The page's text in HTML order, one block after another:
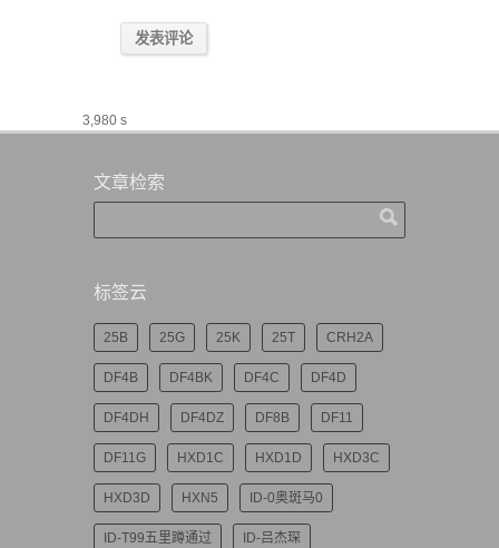
3,980 s
文章检索
标签云
25B 25G 25K 25T CRH2A
DF4B DF4BK DF4C DF4D
DF4DH DF4DZ DF8B DF11
DF11G HXD1C HXD1D HXD3C
HXD3D HXN5 ID-0奥斑马0
ID-T99五里蹲通过 ID-吕杰琛